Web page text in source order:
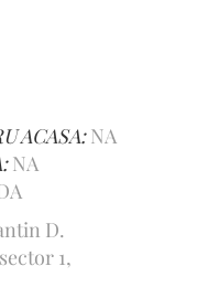
ACASA: NA
NA
D.
1,